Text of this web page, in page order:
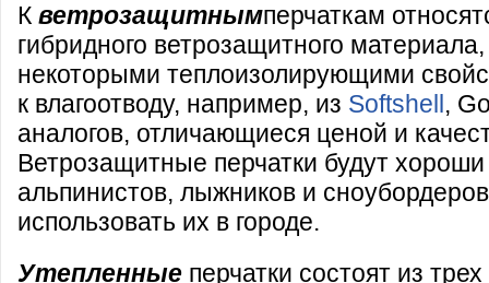
К ветрозащитнымперчаткам
гибридного ветрозащитного
некоторыми теплоизолирующими
к влагоотводу, например, из Softshell,
аналогов, отличающиеся ценой и
Ветрозащитные перчатки будут хороши
альпинистов, лыжников и
использовать их в городе.
Утепленные перчатки состоят из